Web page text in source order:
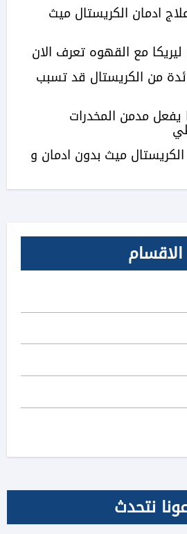
ادمان الكريستال ميث
من الكريستال قد تسبب
يفعل مدمن المخدرات
الكريستال ميث بدون ادمان و
الاقسام
نتحدث